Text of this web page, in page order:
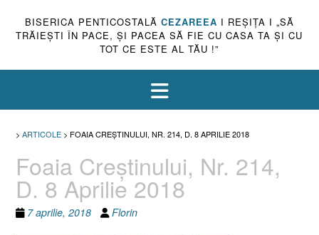
BISERICA PENTICOSTALĂ CEZAREEA I REŞIŢA I „SĂ
TRĂIEŞTI ÎN PACE, ŞI PACEA SĂ FIE CU CASA TA ŞI CU
TOT CE ESTE AL TĂU !”
> ARTICOLE > FOAIA CREŞTINULUI, NR. 214, D. 8 APRILIE 2018
Foaia Creştinului, Nr. 214,
D. 8 Aprilie 2018
7 aprilie, 2018 Florin